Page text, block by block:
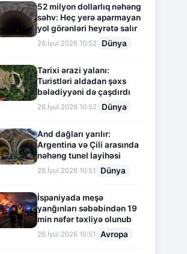
52 milyon dollarlıq nəhəng
səhv: Heç yerə aparmayan
yol görənləri heyrətə salır
26.İyul.2026 10:52 Dünya
Tarixi ərazi yalanı:
Turistləri aldadan şəxs
bələdiyyəni də çaşdırdı
26.İyul.2026 10:52 Dünya
And dağları yarılır:
Argentina və Çili arasında
nəhəng tunel layihəsi
26.İyul.2026 10:51 Dünya
İspaniyada meşə
yanğınları səbəbindən 19
min nəfər təxliyə olunub
26.İyul.2026 10:51 Avropa